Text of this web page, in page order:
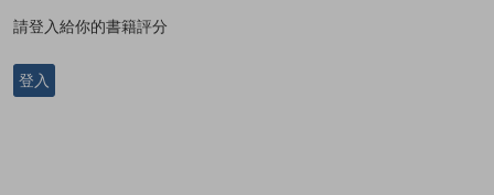
請登入給你的書籍評分
登入